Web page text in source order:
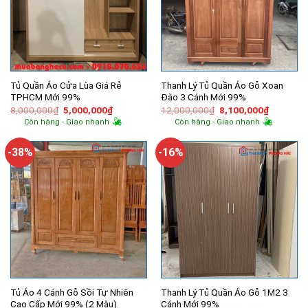
Tủ Quần Áo Cửa Lùa Giá Rẻ
TPHCM Mới 99%
8,000,000₫ Giá
gốc
là:
5,000,000₫Giá
hiện
tại
5,000,000₫.
Còn hàng - Giao nhanh
Thanh Lý Tủ Quần Áo Gỗ Xoan
Đào 3 Cánh Mới 99%
12,000,000₫ Giá
gốc
là:
8,100,000₫Giá
hiện
tại
Còn hàng - Giao nhanh
-38%
Tủ Áo 4 Cánh Gỗ Sồi Tự Nhiên
Cao Cấp Mới 99% (2 Màu)
-16%
Thanh Lý Tủ Quần Áo Gỗ 1M2 3
Cánh Mới 99%